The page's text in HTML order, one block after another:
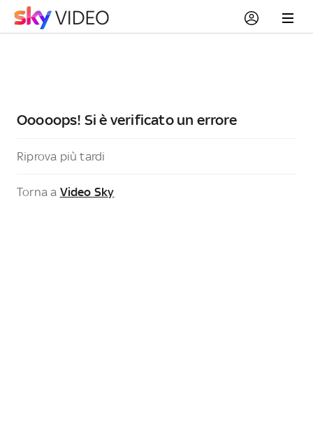
Ooooops! Si è verificato un errore
Riprova più tardi
Torna a Video Sky